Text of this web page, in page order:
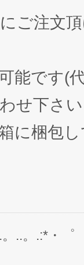
ご注文
能です(
せ下さ
に梱包
。..。.:*・